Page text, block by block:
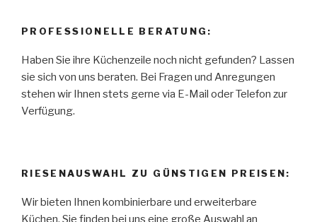
PROFESSIONELLE BERATUNG:
Haben Sie ihre Küchenzeile noch nicht gefunden? Lassen
sie sich von uns beraten. Bei Fragen und Anregungen
stehen wir Ihnen stets gerne via E-Mail oder Telefon zur
Verfügung.
RIESENAUSWAHL ZU GÜNSTIGEN PREISEN:
Wir bieten Ihnen kombinierbare und erweiterbare
Küchen. Sie finden bei uns eine große Auswahl an